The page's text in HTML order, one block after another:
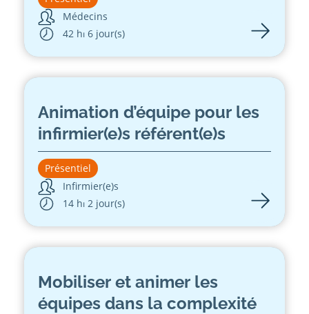
Médecins
42 h⏐ 6 jour(s)
Animation d’équipe pour les
infirmier(e)s référent(e)s
Présentiel
Infirmier(e)s
14 h⏐ 2 jour(s)
Mobiliser et animer les
équipes dans la complexité